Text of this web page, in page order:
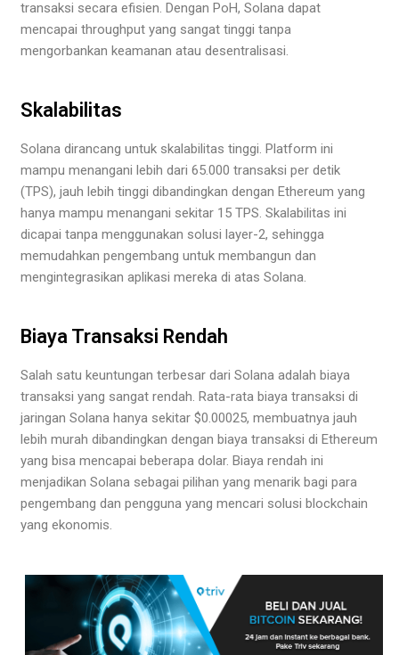
transaksi secara efisien. Dengan PoH, Solana dapat
mencapai throughput yang sangat tinggi tanpa
mengorbankan keamanan atau desentralisasi.
Skalabilitas
Solana dirancang untuk skalabilitas tinggi. Platform ini
mampu menangani lebih dari 65.000 transaksi per detik
(TPS), jauh lebih tinggi dibandingkan dengan Ethereum yang
hanya mampu menangani sekitar 15 TPS. Skalabilitas ini
dicapai tanpa menggunakan solusi layer-2, sehingga
memudahkan pengembang untuk membangun dan
mengintegrasikan aplikasi mereka di atas Solana.
Biaya Transaksi Rendah
Salah satu keuntungan terbesar dari Solana adalah biaya
transaksi yang sangat rendah. Rata-rata biaya transaksi di
jaringan Solana hanya sekitar $0.00025, membuatnya jauh
lebih murah dibandingkan dengan biaya transaksi di Ethereum
yang bisa mencapai beberapa dolar. Biaya rendah ini
menjadikan Solana sebagai pilihan yang menarik bagi para
pengembang dan pengguna yang mencari solusi blockchain
yang ekonomis.